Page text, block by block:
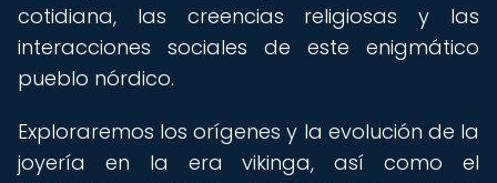
cotidiana, las creencias religiosas y las
interacciones sociales de este enigmático
pueblo nórdico.
Exploraremos los orígenes y la evolución de la
joyería en la era vikinga, así como el